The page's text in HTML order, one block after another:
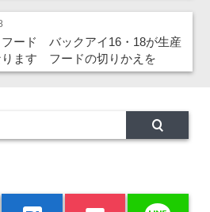
フード バックアイ16・18が生産
ります フードの切りかえを